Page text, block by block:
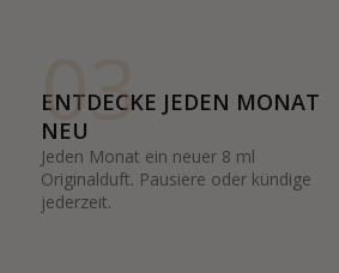
03
ENTDECKE JEDEN MONAT
NEU
Jeden Monat ein neuer 8 ml
Originalduft. Pausiere oder kündige
jederzeit.